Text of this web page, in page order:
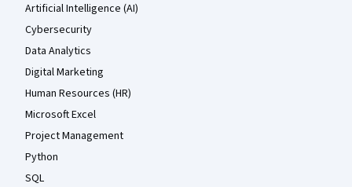
Artificial Intelligence (AI)
Cybersecurity
Data Analytics
Digital Marketing
Human Resources (HR)
Microsoft Excel
Project Management
Python
SQL